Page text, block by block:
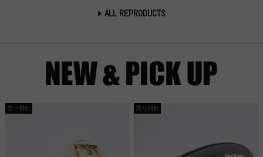
ALL REPRODUCTS
売り切れ 売り切れ